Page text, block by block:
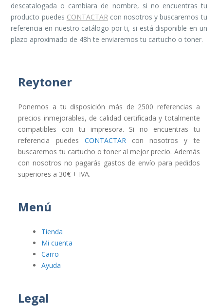
descatalogada o cambiara de nombre, si no encuentras tu
producto puedes CONTACTARcon nosotros y buscaremos tu
referencia en nuestro catálogo por ti, si está disponible en un
plazo aproximado de 48h te enviaremos tu cartucho o toner.
Reytoner
Ponemos a tu disposición más de 2500 referencias a
precios inmejorables, de calidad certificada y totalmente
compatibles con tu impresora. Si no encuentras tu
referencia puedes CONTACTARcon nosotros y te
buscaremos tu cartucho o toner al mejor precio. Además
con nosotros no pagarás gastos de envío para pedidos
superiores a 30€ + IVA.
Menú
Tienda
Mi cuenta
Carro
Ayuda
Legal